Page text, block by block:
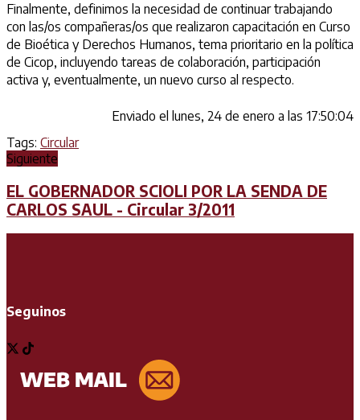
Finalmente, definimos la necesidad de continuar trabajando
con las/os compañeras/os que realizaron capacitación en Curso
de Bioética y Derechos Humanos, tema prioritario en la política
de Cicop, incluyendo tareas de colaboración, participación
activa y, eventualmente, un nuevo curso al respecto.
Enviado el lunes, 24 de enero a las 17:50:04
Tags: Circular
Siguiente
EL GOBERNADOR SCIOLI POR LA SENDA DE
CARLOS SAUL - Circular 3/2011
Seguinos